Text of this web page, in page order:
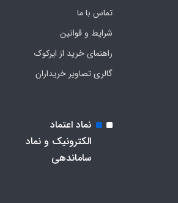
تماس با ما
شرایط و قوانین
راهنمای خرید از ایرکوک
گالری تصاویر خریداران
نماد اعتماد
الکترونیک و نماد
ساماندهی